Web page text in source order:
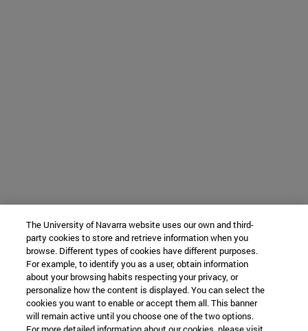
The University of Navarra website uses our own and third-
party cookies to store and retrieve information when you
browse. Different types of cookies have different purposes.
For example, to identify you as a user, obtain information
about your browsing habits respecting your privacy, or
personalize how the content is displayed. You can select the
cookies you want to enable or accept them all. This banner
will remain active until you choose one of the two options.